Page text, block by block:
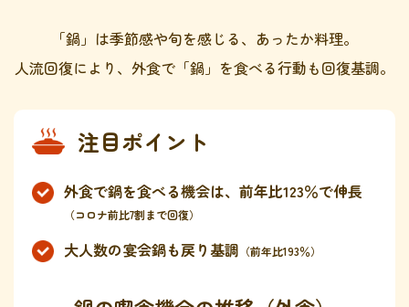
納豆 Fibee
千夜
スペシャルサイト
すしラボ
納豆の豆知識
ミツカンのCM
MIM（ミツカンミュージアム）
各部門が大切にしていること
おいしさと健康への取り組み
キッザニア東京「ぽん酢工房」
よくあるご質問
お問い合わせ
地図から取り扱い店舗を探す
ミツカン公式通販
「鍋」は季節感や旬を感じる、あったか料理。
人流回復により、外食で「鍋」を食べる行動も回復基調。
注目ポイント
外食で鍋を食べる機会は、前年比123％で伸長
（コロナ前比7割まで回復）
大人数の宴会鍋も戻り基調 （前年比193％）